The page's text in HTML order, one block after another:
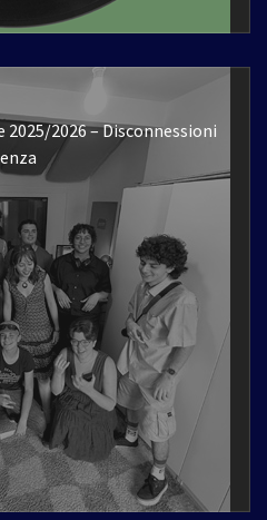
2026 – Disconnessioni